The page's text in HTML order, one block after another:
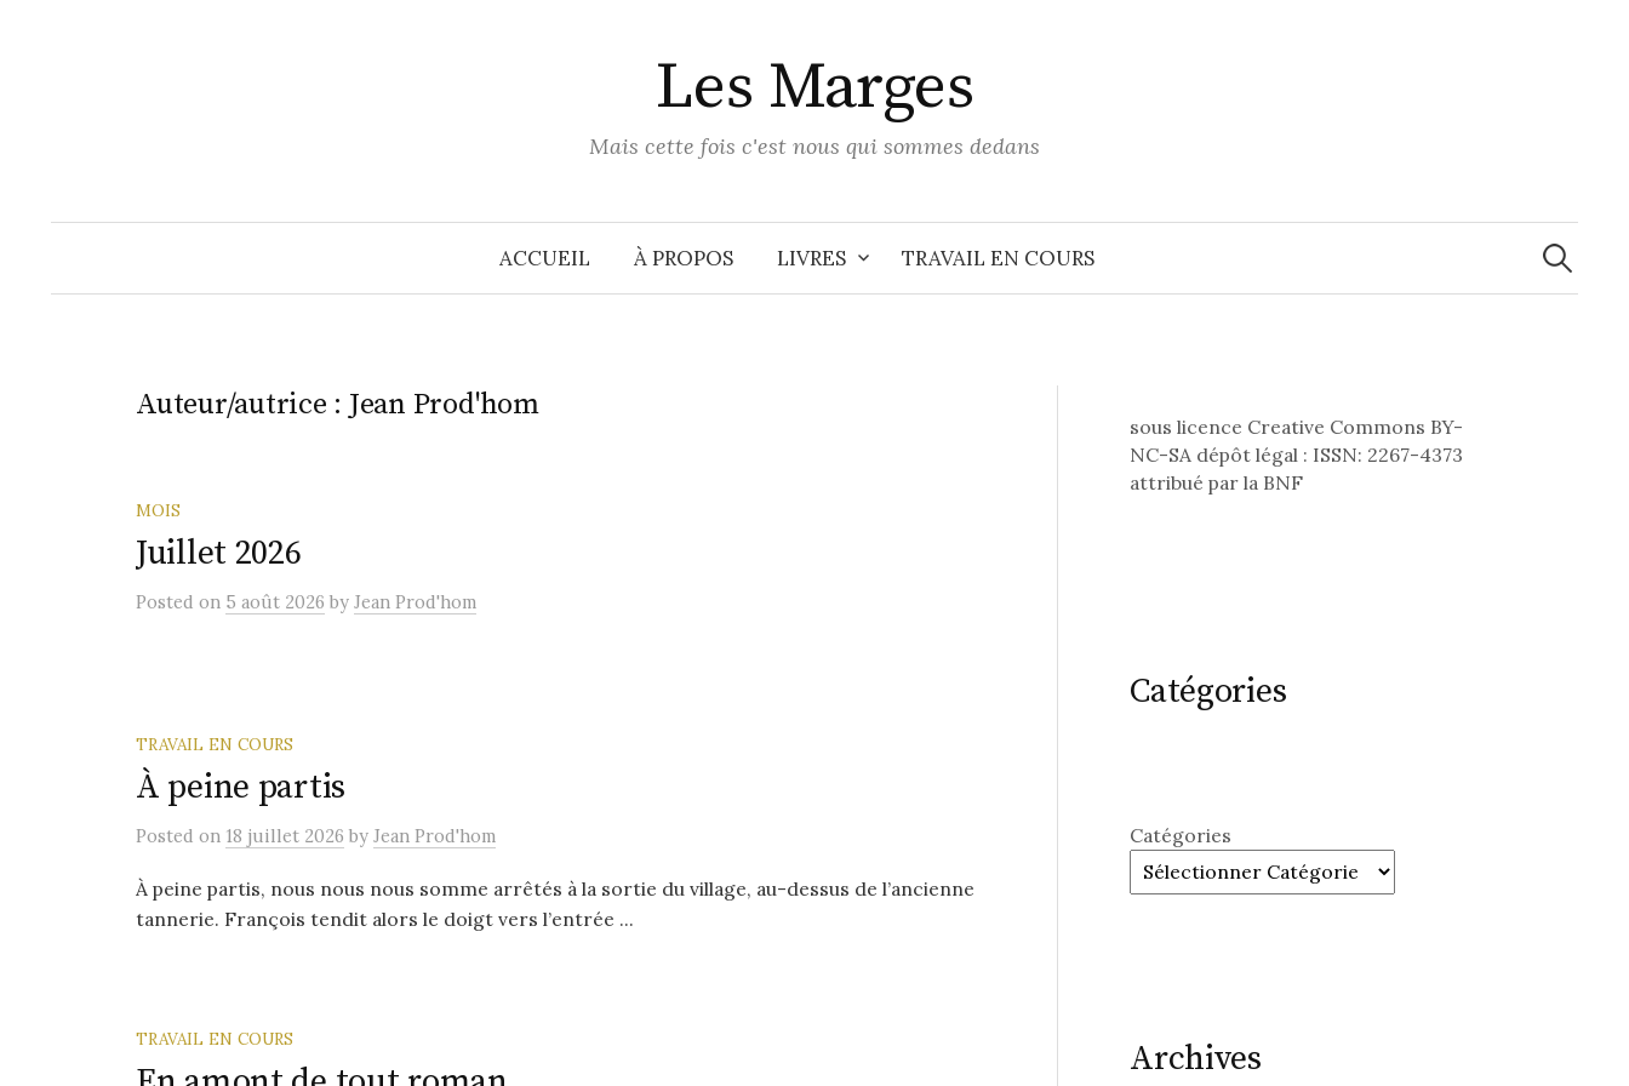
Les Marges
Mais cette fois c'est nous qui sommes dedans
ACCUEIL À PROPOS LIVRES TRAVAIL EN COURS
Auteur/autrice : Jean Prod'hom
MOIS
Juillet 2026
Posted on 5 août 2026 by Jean Prod'hom
TRAVAIL EN COURS
À peine partis
Posted on 18 juillet 2026 by Jean Prod'hom
À peine partis, nous nous nous somme arrêtés à la sortie du village, au-dessus de l’ancienne
tannerie. François tendit alors le doigt vers l’entrée ...
TRAVAIL EN COURS
sous licence Creative Commons BY-
NC-SA dépôt légal : ISSN: 2267-4373
attribué par la BNF
Catégories
Catégories
Archives